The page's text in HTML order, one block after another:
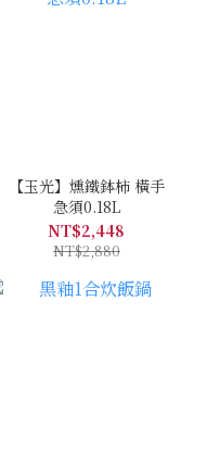
【玉光】燻鐵鉢柿 橫手
急須0.18L
NT$2,448
NT$2,880